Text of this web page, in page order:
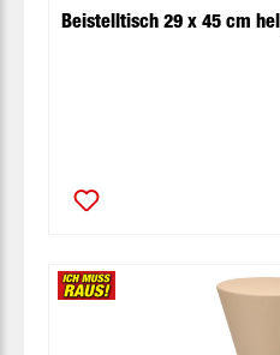
Beistelltisch 29 x 45 cm